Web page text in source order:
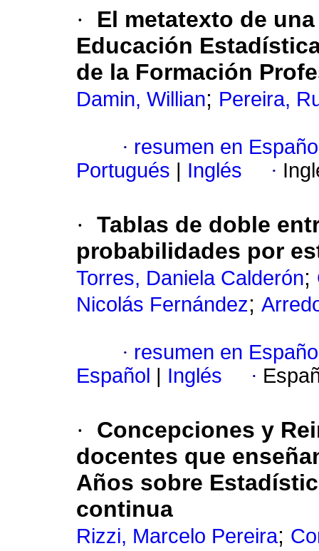
·
El metatexto de
Educación
de la Formación
Damin, Willian; Pereira,
· resumen en
Portugués
Inglés ·
· Tablas de doble
probabilidades por
Torres, Daniela Calderón;
Nicolás Fernández;
· resumen en
Español
Inglés ·
·
Concepciones y
docentes que
Años sobre
continua
Rizzi, Marcelo Pereira;